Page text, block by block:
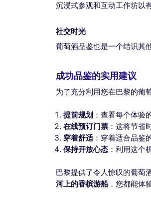
沉浸式参观和互动工作坊以
社交时光
葡萄酒品鉴也是一个结识其
成功品鉴的实用建议
为了充分利用您在巴黎的葡
提前规划 ：查看每个体验
在线预订门票 ：这将节省
穿着舒适 ：穿着适合品鉴
保持开放心态 ：利用这个
巴黎提供了令人惊叹的葡萄
河上的香槟游船，您都能体